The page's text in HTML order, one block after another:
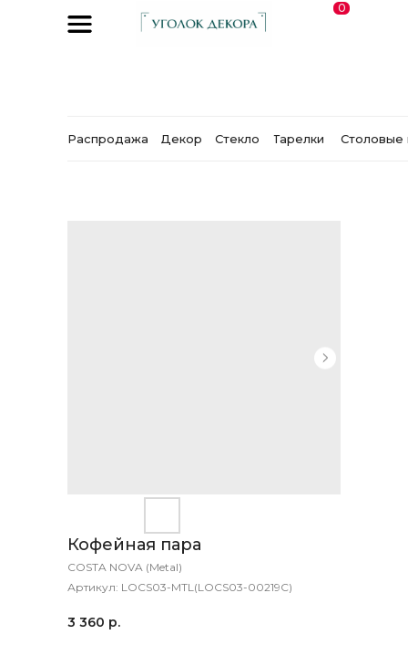
0
Распродажа Декор Столовые
Стекло Тарелки
Кофейная пара
COSTA NOVA (Metal)
Артикул: LOCS03-MTL(LOCS03-00219C)
3 360 р.